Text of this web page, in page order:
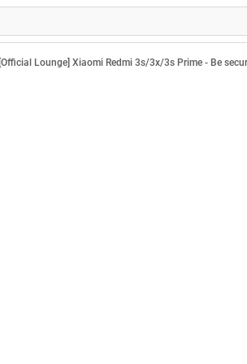
[Official Lounge] Xiaomi Redmi 3s/3x/3s Prime - Be